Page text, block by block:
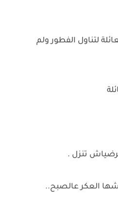
لتناول الفطور ولم
تنزل .
العكر عالصبح..